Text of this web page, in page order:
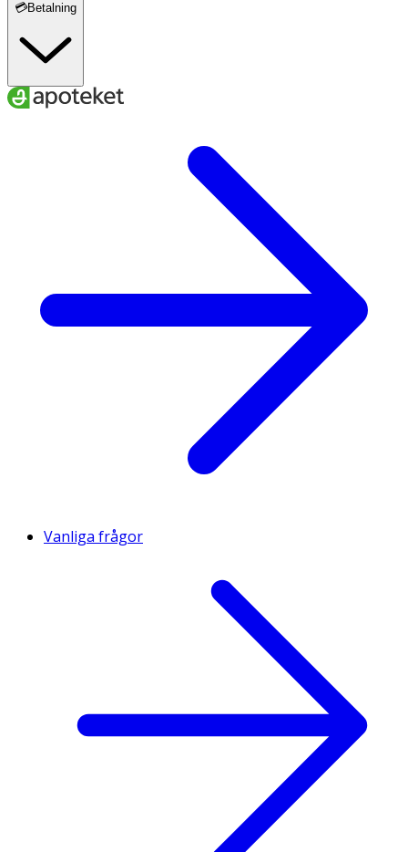
💳Betalning
Vanliga frågor